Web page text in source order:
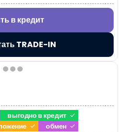
в кредит
TRADE-IN
выгодно в кредит
обмен